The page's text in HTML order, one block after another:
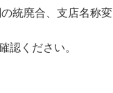
統廃合、支店名称変
認ください。